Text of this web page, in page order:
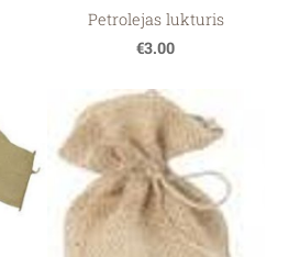
Petrolejas lukturis
€3.00